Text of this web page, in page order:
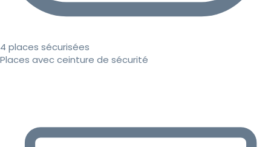
4 places sécurisées
Places avec ceinture de sécurité